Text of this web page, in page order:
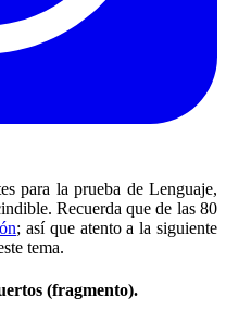
para la prueba de Lenguaje,
Recuerda que de las 80
; así que atento a la siguiente
tema.
(fragmento).